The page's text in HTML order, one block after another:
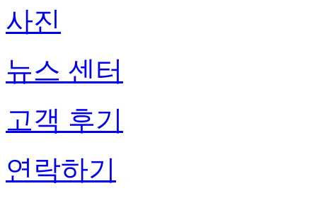
사진
뉴스 센터
고객 후기
연락하기